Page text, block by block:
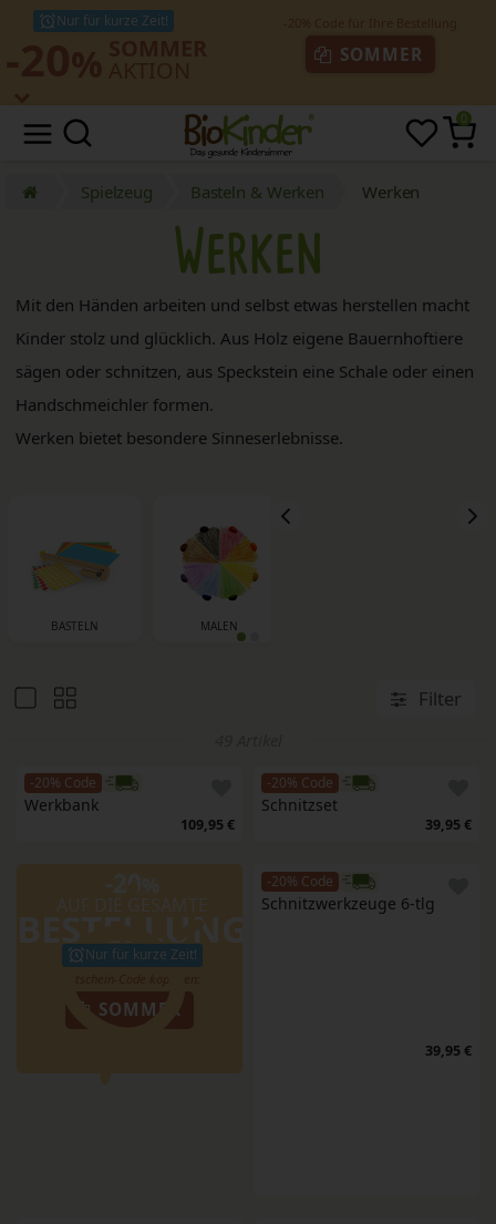
Nur für kurze Zeit!
SOMMER
0
Spielzeug Basteln & Werken Werken
Werken
Mit den Händen arbeiten und selbst etwas herstellen macht
Kinder stolz und glücklich. Aus Holz eigene Bauernhoftiere
sägen oder schnitzen, aus Speckstein eine Schale oder einen
Handschmeichler formen.
Werken bietet besondere Sinneserlebnisse.
BASTELN MALEN
Filter
-20% Code
Werkbank
109,95 €
-20% Code
Schnitzset
39,95 €
BESTELLUNG
Nur für kurze Zeit!
SOMMER
-20% Code
Schnitzwerkzeuge 6-tlg
39,95 €